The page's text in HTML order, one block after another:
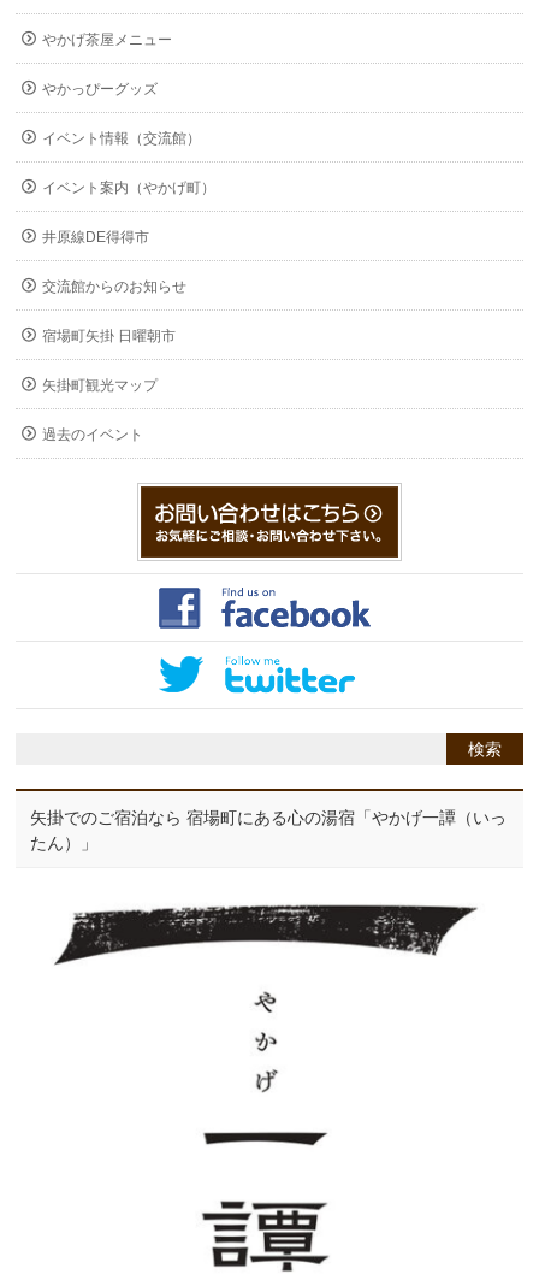
やかげ茶屋メニュー
やかっぴーグッズ
イベント情報（交流館）
イベント案内（やかげ町）
井原線DE得得市
交流館からのお知らせ
宿場町矢掛 日曜朝市
矢掛町観光マップ
過去のイベント
矢掛でのご宿泊なら 宿場町にある心の湯宿「やかげ一譚（いっ
たん）」